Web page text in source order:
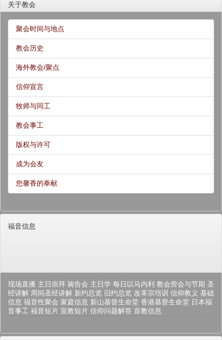
关于教会
聚会时间与地点
教会历史
海外教会/聚点
信仰宣言
牧师与同工
教会事工
版权与许可
成为会友
您馨香的奉献
福音信息
现场直播 主日崇拜 祷告会 主日学 每日以马内利 教会营会与节期 圣
经讲解 周间圣经讲解 新约总览 旧约总览 改革宗培训 信仰教义 基础
信息 福音性聚会 家庭信息 新山基督生命堂 香港基督生命堂 日本福
音事工 福音短片 宣教短片 信仰问题解答 宣教信息